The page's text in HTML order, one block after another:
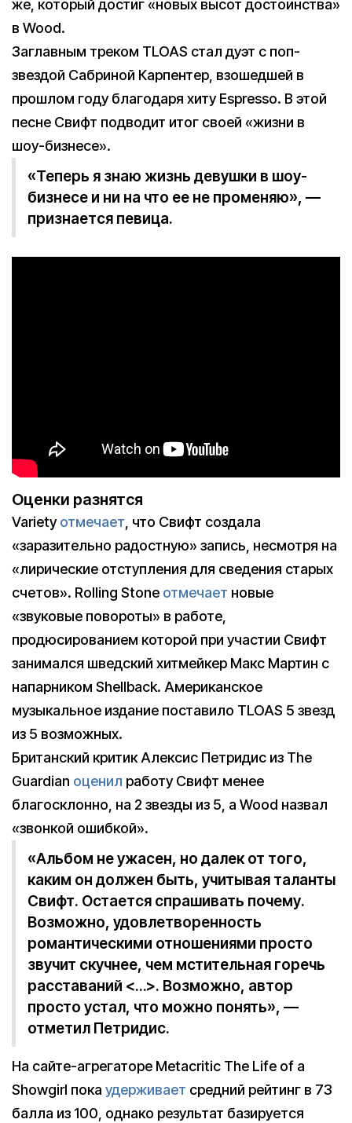
же, который достиг «новых высот достоинства»
в Wood.
Заглавным треком TLOAS стал дуэт с поп-
звездой Сабриной Карпентер, взошедшей в
прошлом году благодаря хиту Espresso. В этой
песне Свифт подводит итог своей «жизни в
шоу-бизнесе».
«Теперь я знаю жизнь девушки в шоу-
бизнесе и ни на что ее не променяю», —
признается певица.
Оценки разнятся
Varietyотмечает, что Свифт создала
«заразительно радостную» запись, несмотря на
«лирические отступления для сведения старых
счетов». Rolling Stone отмечает новые
«звуковые повороты» в работе,
продюсированием которой при участии Свифт
занимался шведский хитмейкер Макс Мартин с
напарником Shellback. Американское
музыкальное издание поставило TLOAS 5 звезд
из 5 возможных.
Британский критик Алексис Петридис из The
Guardian оценил работу Свифт менее
благосклонно, на 2 звезды из 5, а Wood назвал
«звонкой ошибкой».
«Альбом не ужасен, но далек от того,
каким он должен быть, учитывая таланты
Свифт. Остается спрашивать почему.
Возможно, удовлетворенность
романтическими отношениями просто
звучит скучнее, чем мстительная горечь
расставаний <…>. Возможно, автор
просто устал, что можно понять», —
отметил Петридис.
На сайте-агрегаторе Metacritic The Life of a
Showgirl пока удерживает средний рейтинг в 73
балла из 100, однако результат базируется